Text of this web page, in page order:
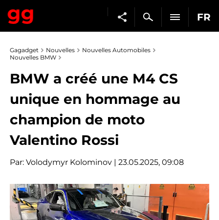
FR
Gagadget Nouvelles
Nouvelles Automobiles
Nouvelles BMW
BMW a créé une M4 CS
unique en hommage au
champion de moto
Valentino Rossi
Par: Volodymyr Kolominov | 23.05.2025, 09:08